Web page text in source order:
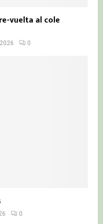
vuelta al cole
0
0